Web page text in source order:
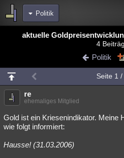
Politik
Bereiche
Blogs
Chat Wiki Neuigkeiten
meine Rubriken
Menschen
Spiritualität Verschwörungen
weitere Rubriken
aktuelle
4
Politik
Seite 1 /
re
ehemaliges Mitglied
Gold ist ein Kriesenindikator. Meine
wie folgt informiert:
Hausse! (31.03.2006)